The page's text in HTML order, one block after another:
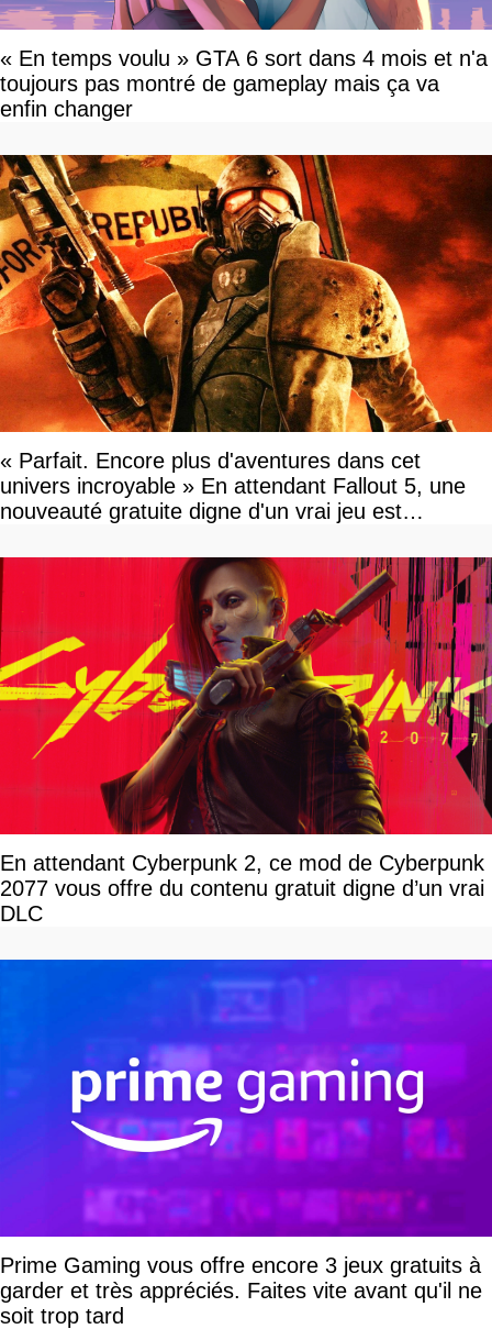
« En temps voulu » GTA 6 sort dans 4 mois et n'a
toujours pas montré de gameplay mais ça va
enfin changer
« Parfait. Encore plus d'aventures dans cet
univers incroyable » En attendant Fallout 5, une
nouveauté gratuite digne d'un vrai jeu est
En attendant Cyberpunk 2, ce mod de Cyberpunk
2077 vous offre du contenu gratuit digne d’un vrai
DLC
Prime Gaming vous offre encore 3 jeux gratuits à
garder et très appréciés. Faites vite avant qu'il ne
soit trop tard